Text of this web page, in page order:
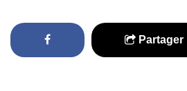
Partager